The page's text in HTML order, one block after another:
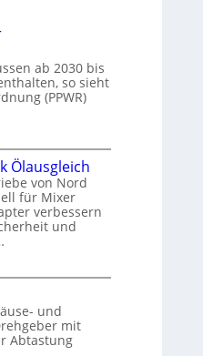
ab 2030 bis
so sieht
(PPWR)
Ölausgleich
von Nord
für Mixer
verbessern
und
und
mit
Abtastung